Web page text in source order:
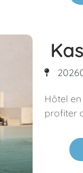
Hôtel
profiter